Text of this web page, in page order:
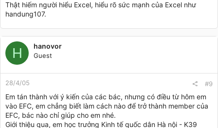
Thật hiếm người hiểu Excel, hiểu rõ sức mạnh của Excel như
handung107.
H hanovor
Guest
28/4/05 #9
Em tán thành với ý kiến của các bác, nhưng có điều từ hôm em
vào EFC, em chẳng biết làm cách nào để trở thành member của
EFC, bác nào chỉ giúp cho em nhé.
Giới thiệu qua, em học trưởng Kinh tế quốc dân Hà nội - K39